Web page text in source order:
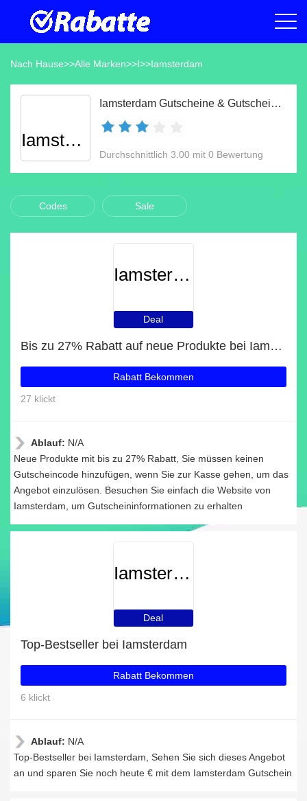
Nach Hause>>Alle Marken>>I>>Iamsterdam
Iamsterdam
Iamsterdam Gutscheine & Gutscheincodes Aug 2026
Durchschnittlich 3.00 mit 0 Bewertung
Codes Sale
Iamsterdam
Deal
Bis zu 27% Rabatt auf neue Produkte bei Iamsterdam
Rabatt Bekommen
27 klickt
Ablauf: N/A
Neue Produkte mit bis zu 27% Rabatt, Sie müssen keinen
Gutscheincode hinzufügen, wenn Sie zur Kasse gehen, um das
Angebot einzulösen. Besuchen Sie einfach die Website von
Iamsterdam, um Gutscheininformationen zu erhalten
Iamsterdam
Deal
Top-Bestseller bei Iamsterdam
Rabatt Bekommen
6 klickt
Ablauf: N/A
Top-Bestseller bei Iamsterdam, Sehen Sie sich dieses Angebot
an und sparen Sie noch heute € mit dem Iamsterdam Gutschein